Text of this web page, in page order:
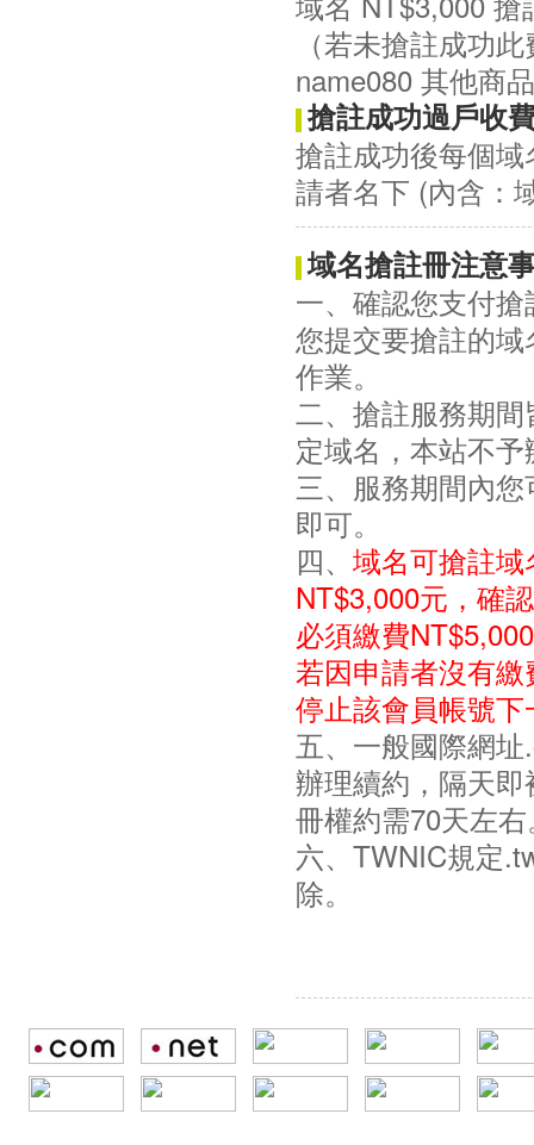
（若未搶註成功
name080 其他商
搶註成功過戶收
搶註成功後每個
請者名下 (內含：
域名搶註冊注意
一、確認您支付
您提交要搶註的
作業。
二、搶註服務期
定域名，本站不
三、服務期間內
即可。
四、 域名可搶註
NT$3,000元，確
必須繳費
若因申請者沒有
停止該會員帳號
五、一般國際網
辦理續約，隔天
冊權約需70天左
六、TWNIC規定
除。